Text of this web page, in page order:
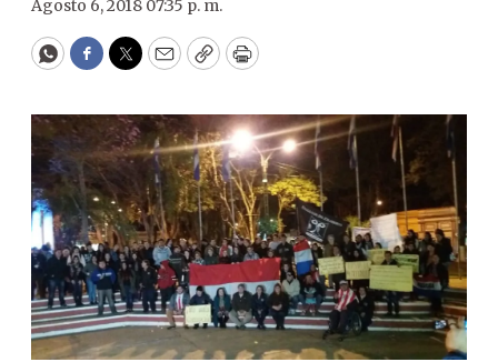
Agosto 6, 2018 07:35 p. m.
WhatsApp
Facebook
Twitter
EmailCopyPrint